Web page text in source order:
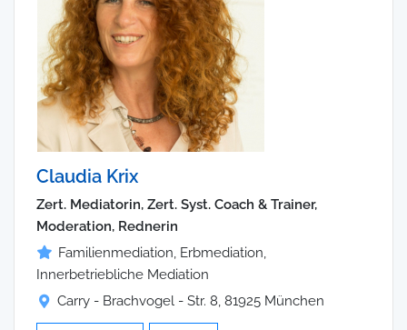
Claudia Krix
Zert. Mediatorin, Zert. Syst. Coach & Trainer,
Moderation, Rednerin
Familienmediation, Erbmediation,
Innerbetriebliche Mediation
Carry - Brachvogel - Str. 8, 81925 München